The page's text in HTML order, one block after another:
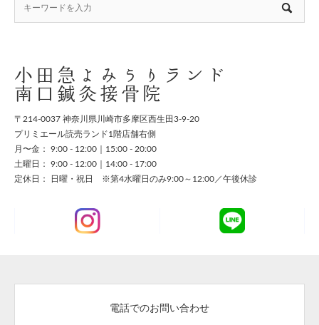
小田急よみうりランド
南口鍼灸接骨院
〒214-0037 神奈川県川崎市多摩区西生田3-9-20
プリミエール読売ランド1階店舗右側
月〜金： 9:00 - 12:00｜15:00 - 20:00
土曜日： 9:00 - 12:00｜14:00 - 17:00
定休日： 日曜・祝日 ※第4水曜日のみ9:00～12:00／午後休診
電話でのお問い合わせ